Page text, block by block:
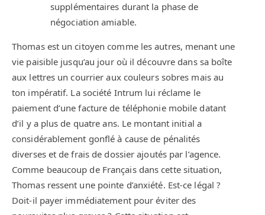
supplémentaires durant la phase de
négociation amiable.
Thomas est un citoyen comme les autres, menant une
vie paisible jusqu’au jour où il découvre dans sa boîte
aux lettres un courrier aux couleurs sobres mais au
ton impératif. La société Intrum lui réclame le
paiement d’une facture de téléphonie mobile datant
d’il y a plus de quatre ans. Le montant initial a
considérablement gonflé à cause de pénalités
diverses et de frais de dossier ajoutés par l’agence.
Comme beaucoup de Français dans cette situation,
Thomas ressent une pointe d’anxiété. Est-ce légal ?
Doit-il payer immédiatement pour éviter des